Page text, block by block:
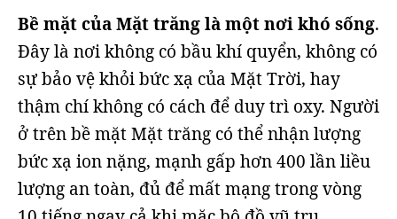
Bề mặt của Mặt trăng là một nơi khó sống.
Đây là nơi không có bầu khí quyển, không có
sự bảo vệ khỏi bức xạ của Mặt Trời, hay
thậm chí không có cách để duy trì oxy. Người
ở trên bề mặt Mặt trăng có thể nhận lượng
bức xạ ion nặng, mạnh gấp hơn 400 lần liều
lượng an toàn, đủ để mất mạng trong vòng